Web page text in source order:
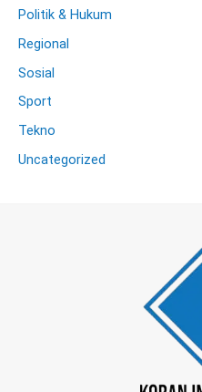
Politik & Hukum
Regional
Sosial
Sport
Tekno
Uncategorized